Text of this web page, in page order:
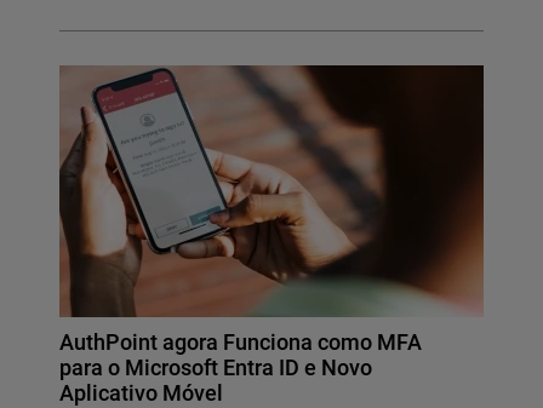
AuthPoint agora Funciona como MFA
para o Microsoft Entra ID e Novo
Aplicativo Móvel